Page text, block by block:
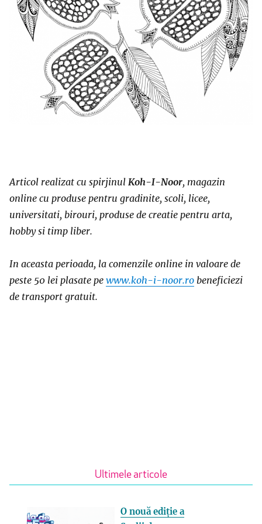
Articol realizat cu spirjinul Koh-I-Noor, magazin
online cu produse pentru gradinite, scoli, licee,
universitati, birouri, produse de creatie pentru arta,
hobby si timp liber.
In aceasta perioada, la comenzile online in valoare de
peste 50 lei plasate pe www.koh-i-noor.ro beneficiezi
de transport gratuit.
Ultimele articole
O nouă ediție a